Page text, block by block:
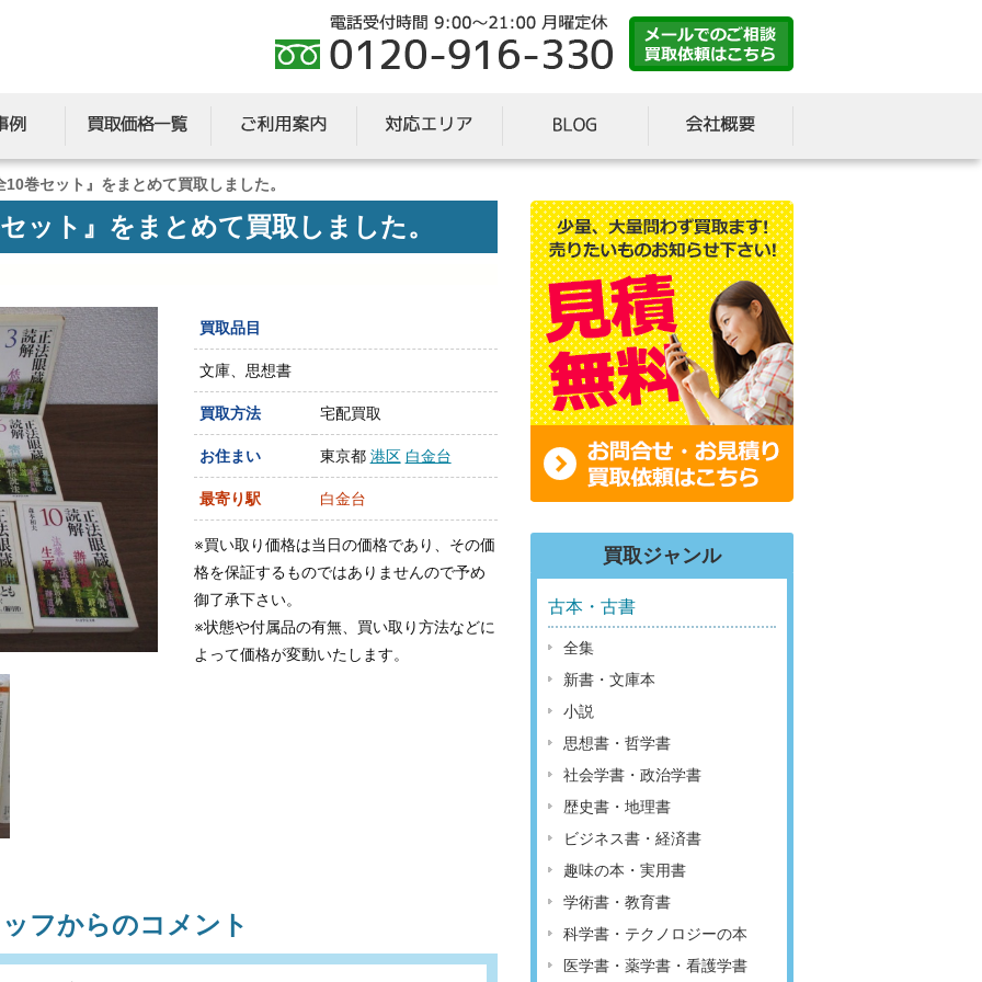
巻セット』をまとめて買取しました。
ット』をまとめて買取しました。
買取品目
文庫、思想書
買取方法 宅配買取
お住まい 東京都 港区 白金台
最寄り駅 白金台
※買い取り価格は当日の価格であり、その価
格を保証するものではありませんので予め
御了承下さい。
※状態や付属品の有無、買い取り方法などに
よって価格が変動いたします。
フからのコメント
買取ジャンル
古本・古書
全集
新書・文庫本
小説
思想書・哲学書
社会学書・政治学書
歴史書・地理書
ビジネス書・経済書
趣味の本・実用書
学術書・教育書
科学書・テクノロジーの本
医学書・薬学書・看護学書